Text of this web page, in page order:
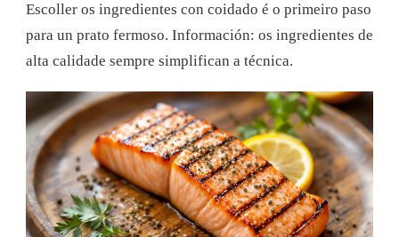
Escoller os ingredientes con coidado é o primeiro paso
para un prato fermoso. Información: os ingredientes de
alta calidade sempre simplifican a técnica.